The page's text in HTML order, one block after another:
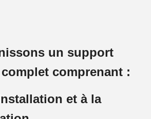
un support
comprenant :
et à la